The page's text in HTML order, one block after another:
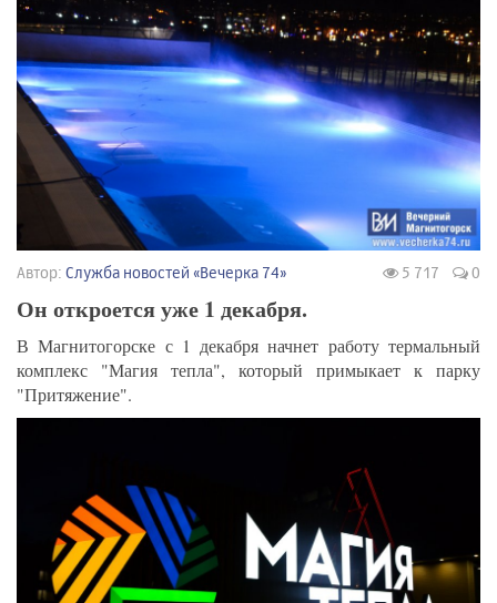
Автор: Служба новостей «Вечерка 74» 5 717 0
Он откроется уже 1 декабря.
В Магнитогорске с 1 декабря начнет работу термальный
комплекс "Магия тепла", который примыкает к парку
"Притяжение".